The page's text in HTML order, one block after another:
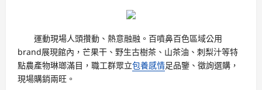
運動現場人頭攢動、熱意融融。百噴鼻百色區域公用
brand展現館內，芒果干、野生古樹茶、山茶油、刺梨汁等特
點農產物琳瑯滿目，職工群眾立包養感情足品鑒、徵詢選購，
現場購銷兩旺。